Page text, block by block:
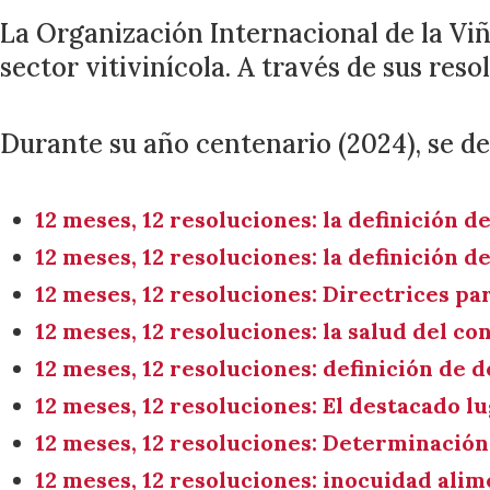
La Organización Internacional de la
sector vitivinícola. A través de sus
Durante su año centenario (2024), se
12 meses, 12 resoluciones: la definición
12 meses, 12 resoluciones: la definición
12 meses, 12 resoluciones: Directrices
12 meses, 12 resoluciones: la salud del
12 meses, 12 resoluciones: definición de
12 meses, 12 resoluciones: El destacado
12 meses, 12 resoluciones:
12 meses, 12 resoluciones: inocuidad